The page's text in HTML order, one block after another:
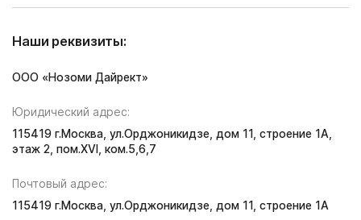
Наши реквизиты:
ООО «Нозоми Дайрект»
Юридический адрес:
115419 г.Москва, ул.Орджоникидзе, дом 11, строение 1А,
этаж 2, пом.XVI, ком.5,6,7
Почтовый адрес:
115419 г.Москва, ул.Орджоникидзе, дом 11, строение 1А